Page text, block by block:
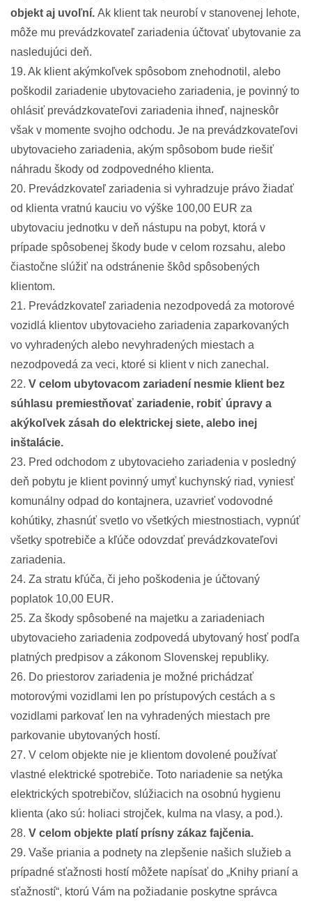
objekt aj uvoľní. Ak klient tak neurobí v stanovenej lehote,
môže mu prevádzkovateľ zariadenia účtovať ubytovanie za
nasledujúci deň.
19. Ak klient akýmkoľvek spôsobom znehodnotil, alebo
poškodil zariadenie ubytovacieho zariadenia, je povinný to
ohlásiť prevádzkovateľovi zariadenia ihneď, najneskôr
však v momente svojho odchodu. Je na prevádzkovateľovi
ubytovacieho zariadenia, akým spôsobom bude riešiť
náhradu škody od zodpovedného klienta.
20. Prevádzkovateľ zariadenia si vyhradzuje právo žiadať
od klienta vratnú kauciu vo výške 100,00 EUR za
ubytovaciu jednotku v deň nástupu na pobyt, ktorá v
prípade spôsobenej škody bude v celom rozsahu, alebo
čiastočne slúžiť na odstránenie škôd spôsobených
klientom.
21. Prevádzkovateľ zariadenia nezodpovedá za motorové
vozidlá klientov ubytovacieho zariadenia zaparkovaných
vo vyhradených alebo nevyhradených miestach a
nezodpovedá za veci, ktoré si klient v nich zanechal.
22. V celom ubytovacom zariadení nesmie klient bez
súhlasu premiestňovať zariadenie, robiť úpravy a
akýkoľvek zásah do elektrickej siete, alebo inej
inštalácie.
23. Pred odchodom z ubytovacieho zariadenia v posledný
deň pobytu je klient povinný umyť kuchynský riad, vyniesť
komunálny odpad do kontajnera, uzavrieť vodovodné
kohútiky, zhasnúť svetlo vo všetkých miestnostiach, vypnúť
všetky spotrebiče a kľúče odovzdať prevádzkovateľovi
zariadenia.
24. Za stratu kľúča, či jeho poškodenia je účtovaný
poplatok 10,00 EUR.
25. Za škody spôsobené na majetku a zariadeniach
ubytovacieho zariadenia zodpovedá ubytovaný hosť podľa
platných predpisov a zákonom Slovenskej republiky.
26. Do priestorov zariadenia je možné prichádzať
motorovými vozidlami len po prístupových cestách a s
vozidlami parkovať len na vyhradených miestach pre
parkovanie ubytovaných hostí.
27. V celom objekte nie je klientom dovolené používať
vlastné elektrické spotrebiče. Toto nariadenie sa netýka
elektrických spotrebičov, slúžiacich na osobnú hygienu
klienta (ako sú: holiaci strojček, kulma na vlasy, a pod.).
28. V celom objekte platí prísny zákaz fajčenia.
29. Vaše priania a podnety na zlepšenie našich služieb a
prípadné sťažnosti hostí môžete napísať do „Knihy prianí a
sťažností“, ktorú Vám na požiadanie poskytne správca